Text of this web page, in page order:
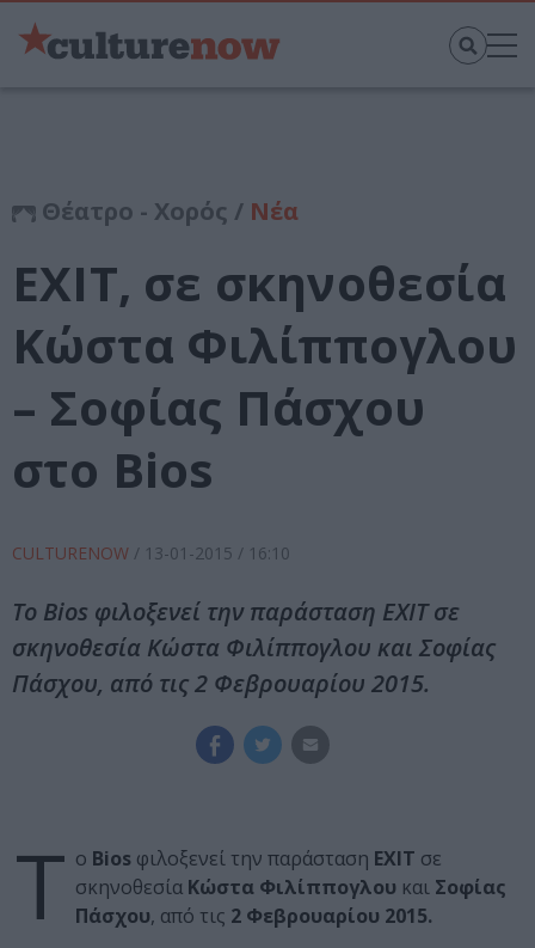
Θέατρο - Χορός / Νέα
EXIT, σε σκηνοθεσία
Κώστα Φιλίππογλου
– Σοφίας Πάσχου
στο Bios
CULTURENOW / 13-01-2015 / 16:10
Το Bios φιλοξενεί την παράσταση EXIT σε
σκηνοθεσία Κώστα Φιλίππογλου και Σοφίας
Πάσχου, από τις 2 Φεβρουαρίου 2015.
Τ ο Bios φιλοξενεί την παράσταση EXIT σε
σκηνοθεσία Κώστα Φιλίππογλου και Σοφίας
Πάσχου, από τις 2 Φεβρουαρίου 2015.